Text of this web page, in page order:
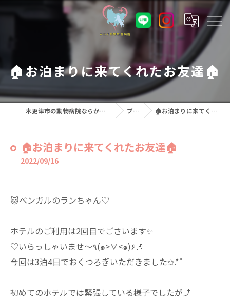
🏠お泊まりに来てくれたお友達🏠
木更津市の動物病院ならかねだ動物総合病院 ブログ 🏠お泊まりに来てくれたお友達🏠
🏠お泊まりに来てくれたお友達🏠
2022/09/16
🐱ベンガルのランちゃん♡⁡
⁡ホテルのご利用は2回目でごさいます✨⁡
♡⁡いらっしゃいませ〜٩(๑>∀<๑)۶⁡🎶⁡
⁡⁡今回は3泊4日でおくつろぎいただきました✩.*˚⁡
⁡初めてのホテルでは緊張している様子でしたが⤴⁡